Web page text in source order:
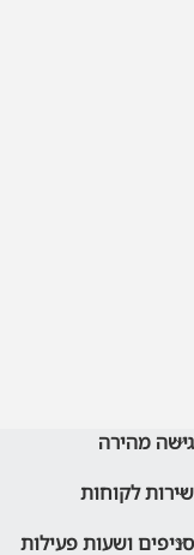
גישה מהירה
שירות לקוחות
סניפים ושעות פעילות